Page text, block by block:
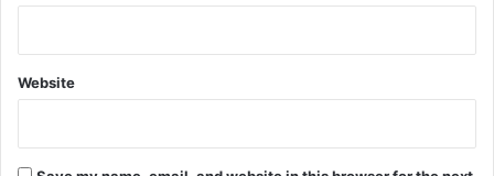
Website